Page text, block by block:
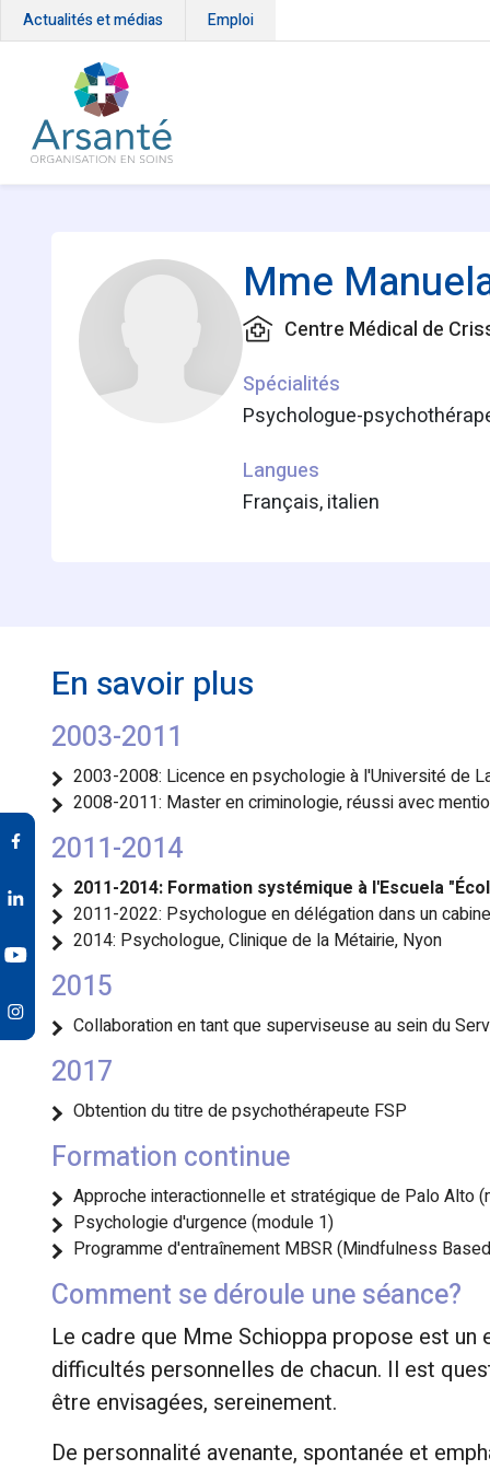
Actualités et médias Emploi
Mme
Centre Médical de
Spécialités
Psychologue-
Langues
français, italien
En savoir plus
2003-2011
2003-2008: Licence en psychologie à l'Université de
2008-2011: Master en criminologie, réussi avec
2011-2014
2011-2014: Formation systémique à l'Escuela
2011-2022: Psychologue en délégation dans un
2014: Psychologue, Clinique de la Métairie, Nyon
2015
Collaboration en tant que superviseuse au sein du
2017
Obtention du titre de psychothérapeute FSP
Formation continue
Approche interactionnelle et stratégique de Palo Alto
Psychologie d'urgence (module 1)
Programme d'entraînement MBSR (Mindfulness
Comment se déroule une séance?
Le cadre que Mme Schioppa propose est
difficultés personnelles de chacun. Il est
être envisagées, sereinement.
De personnalité avenante, spontanée et